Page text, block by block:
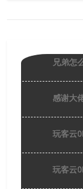
兄弟怎
感谢大
玩客云
玩客云